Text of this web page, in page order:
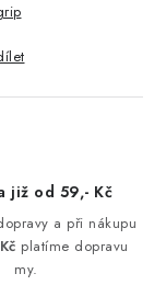
již od 59,- Kč
a při nákupu
platíme dopravu
my.